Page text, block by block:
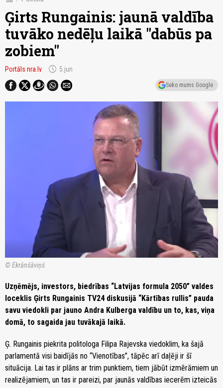
Ģirts Rungainis: jaunā valdība
tuvāko nedēļu laikā "dabūs pa
zobiem"
Portāls nra.lv schedule 5.jun
Seko mums Google
© Ekrānšāviņš
Uzņēmējs, investors, biedrības “Latvijas formula 2050” valdes
loceklis Ģirts Rungainis TV24 diskusijā “Kārtības rullis” pauda
savu viedokli par jauno Andra Kulberga valdību un to, kas, viņa
domā, to sagaida jau tuvākajā laikā.
Ģ. Rungainis piekrita politologa Filipa Rajevska viedoklim, ka šajā
parlamentā visi baidījās no “Vienotības”, tāpēc arī daļēji ir šī
situācija. Lai tas ir plāns ar trim punktiem, tiem jābūt izmērāmiem un
realizējamiem, un tas ir pareizi, par jaunās valdības iecerēm izteicās